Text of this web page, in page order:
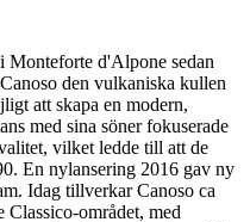
Monteforte d'Alpone sedan
den vulkaniska kullen
att skapa en modern,
med sina söner fokuserade
vilket ledde till att de
En nylansering 2016 gav ny
Idag tillverkar Canoso ca
området, med